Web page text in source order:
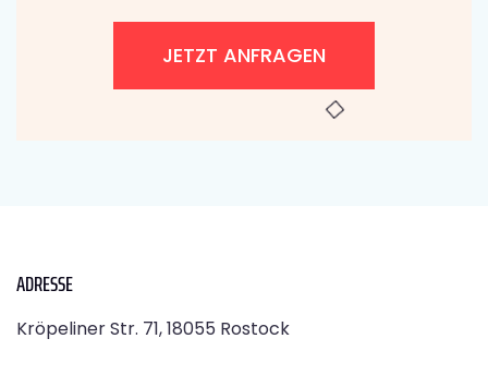
JETZT ANFRAGEN
ADRESSE
Kröpeliner Str. 71, 18055 Rostock